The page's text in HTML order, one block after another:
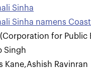
Sinha
Sinha namens
(Corporation for Public
Singh
Kane,Ashish Ravinran